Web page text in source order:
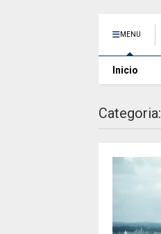
MENU
Inicio
Categoria: